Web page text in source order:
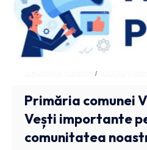
ADMINISTRATIV
Primăria comunei
Vești importante
comunitatea